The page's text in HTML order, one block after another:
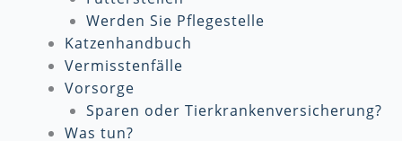
Werden Sie Pflegestelle
Katzenhandbuch
Vermisstenfälle
Vorsorge
Sparen oder Tierkrankenversicherung?
Was tun?